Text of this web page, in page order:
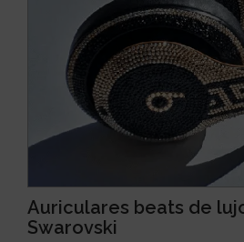
Auriculares beats de
Swarovski